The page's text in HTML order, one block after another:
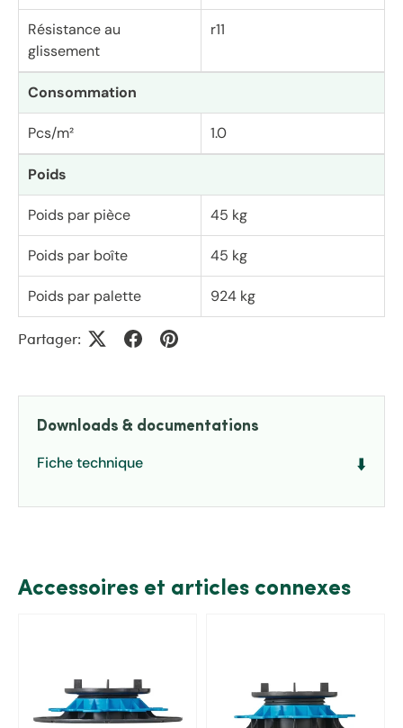
Résistance au
glissement
r11
Consommation
Pcs/m² 1.0
Poids
Poids par pièce 45 kg
Poids par boîte 45 kg
Poids par palette 924 kg
Partager:
Downloads & documentations
Fiche technique ⬇️
Accessoires et articles connexes